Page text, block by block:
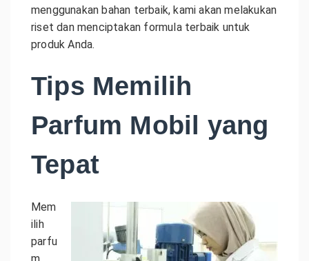
menggunakan bahan terbaik, kami akan melakukan
riset dan menciptakan formula terbaik untuk
produk Anda.
Tips Memilih
Parfum Mobil yang
Tepat
Mem
ilih
parfu